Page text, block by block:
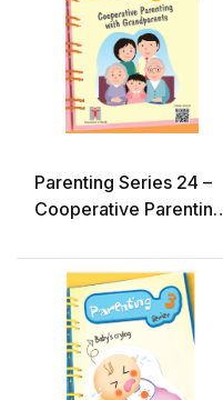
Parenting Series 24 –
Cooperative Parenting